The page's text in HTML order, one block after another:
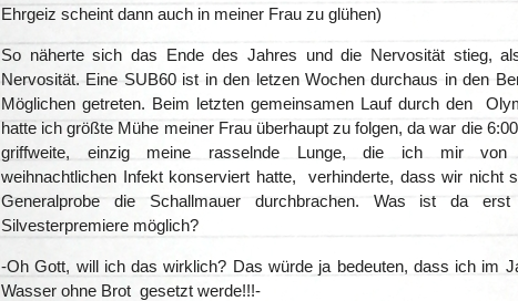
Ehrgeiz scheint dann auch in meiner Frau zu glühen)
So näherte sich das Ende des Jahres und die Nervosität stieg,
Nervosität. Eine SUB60 ist in den letzen Wochen durchaus in den
Möglichen getreten. Beim letzten gemeinsamen Lauf durch den
hatte ich größte Mühe meiner Frau überhaupt zu folgen, da war die
griffweite, einzig meine rasselnde Lunge, die ich mir von
weihnachtlichen Infekt konserviert hatte, verhinderte, dass wir nicht
Generalprobe die Schallmauer durchbrachen. Was ist da
Silvesterpremiere möglich?
-Oh Gott, will ich das wirklich? Das würde ja bedeuten, dass ich im
Wasser ohne Brot gesetzt werde!!!-